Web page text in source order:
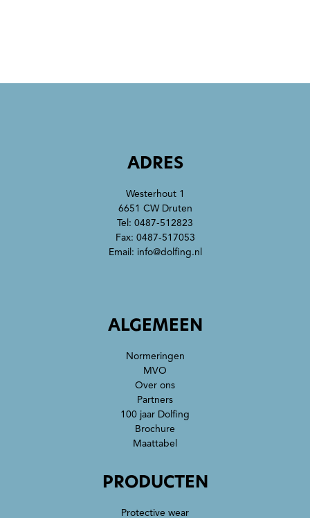
ADRES
Westerhout 1
6651 CW Druten
Tel: 0487-512823
Fax: 0487-517053
Email: info@dolfing.nl
ALGEMEEN
Normeringen
MVO
Over ons
Partners
100 jaar Dolfing
Brochure
Maattabel
PRODUCTEN
Protective wear